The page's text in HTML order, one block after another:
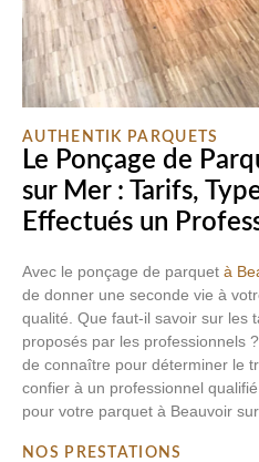
AUTHENTIK PARQUETS
Le Ponçage de
sur Mer : Tarifs,
Effectués un
Avec le ponçage de parquet à
de donner une seconde vie à
qualité. Que faut-il savoir sur les
proposés par les professionnels
de connaître pour déterminer le
confier à un professionnel
pour votre parquet à Beauvoir sur
NOS PRESTATIONS